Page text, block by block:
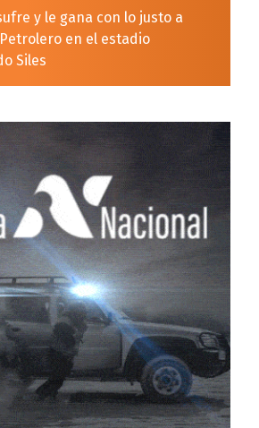
y le gana con lo justo a
en el estadio
Siles